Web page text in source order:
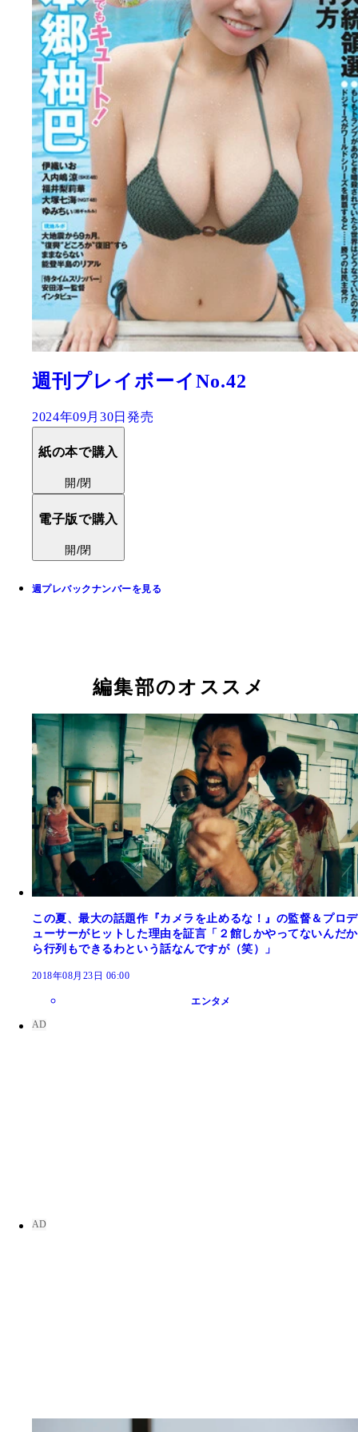
週刊プレイボーイNo.42
2024年09月30日発売
紙の本で購入
開/閉
電子版で購入
開/閉
週プレバックナンバーを見る
編集部のオススメ
この夏、最大の話題作『カメラを止めるな！』の監督＆プロデ
ューサーがヒットした理由を証言「２館しかやってないんだか
ら行列もできるわという話なんですが（笑）」
2018年08月23日 06:00
エンタメ